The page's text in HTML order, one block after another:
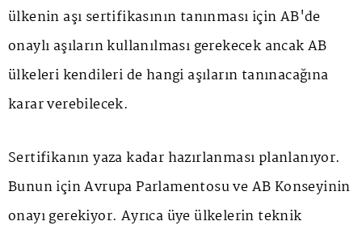
ülkenin aşı sertifikasının tanınması için AB'de
onaylı aşıların kullanılması gerekecek ancak AB
ülkeleri kendileri de hangi aşıların tanınacağına
karar verebilecek.
Sertifikanın yaza kadar hazırlanması planlanıyor.
Bunun için Avrupa Parlamentosu ve AB Konseyinin
onayı gerekiyor. Ayrıca üye ülkelerin teknik